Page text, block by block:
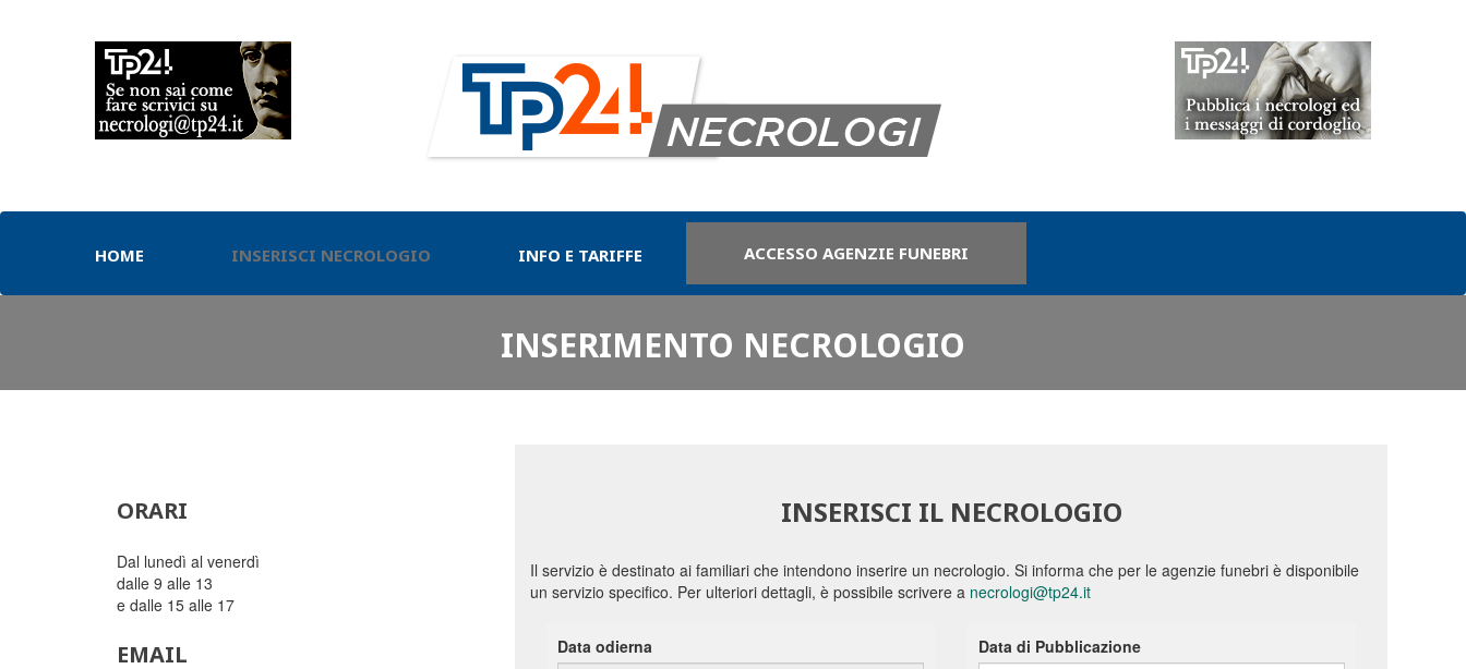
HOME INSERISCI NECROLOGIO INFO E TARIFFE ACCESSO AGENZIE FUNEBRI
INSERIMENTO NECROLOGIO
ORARI
Dal lunedì al venerdì
dalle 9 alle 13
e dalle 15 alle 17
EMAIL
INSERISCI IL NECROLOGIO
Il servizio è destinato ai familiari che intendono inserire un necrologio. Si informa che per le agenzie funebri è disponibile
un servizio specifico. Per ulteriori dettagli, è possibile scrivere a necrologi@tp24.it
Data odierna Data di Pubblicazione